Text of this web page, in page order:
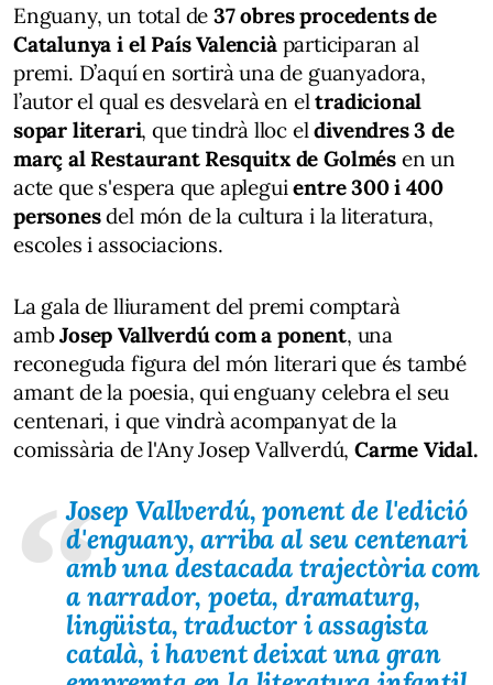
Enguany, un total de37 obres procedents de
Catalunya i el País Valencià participaran al
premi. D’aquí en sortirà una de guanyadora,
l’autor el qual es desvelarà en el tradicional
sopar literari, que tindrà lloc el divendres 3 de
març al Restaurant Resquitx de Golmés en un
acte que s'espera que apleguientre 300 i 400
personesdel món de la cultura i la literatura,
escoles i associacions.
La gala de lliurament del premi comptarà
ambJosep Vallverdú com a ponent, una
reconeguda figura del món literari que és també
amant de la poesia, qui enguany celebra el seu
centenari, i que vindrà acompanyat de la
comissària de l'Any Josep Vallverdú, Carme Vidal.
Josep Vallverdú, ponent de l'edició
d'enguany, arriba al seu centenari
amb una destacada trajectòria com
a narrador, poeta, dramaturg,
lingüista, traductor i assagista
català, i havent deixat una gran